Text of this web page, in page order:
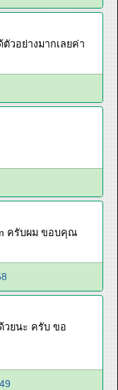
วอย่างมากเลยค่า
ครับผม ขอบคุณ
วยนะ ครับ ขอ